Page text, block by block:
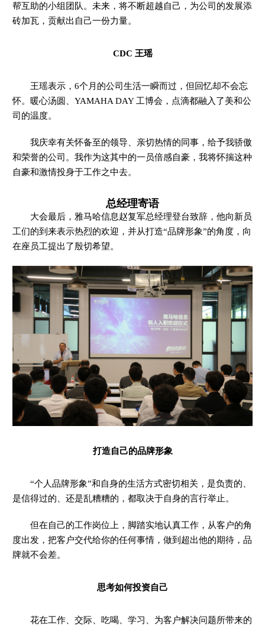
帮互助的小组团队。未来，将不断超越自己，为公司的发展添
砖加瓦，贡献出自己一份力量。
CDC 王瑶
王瑶表示，6个月的公司生活一瞬而过，但回忆却不会忘
怀。暖心汤圆、YAMAHA DAY 工博会，点滴都融入了美和公
司的温度。
我庆幸有关怀备至的领导、亲切热情的同事，给予我骄傲
和荣誉的公司。我作为这其中的一员倍感自豪，我将怀揣这种
自豪和激情投身于工作之中去。
总经理寄语
大会最后，雅马哈信息赵复军总经理登台致辞，他向新员
工们的到来表示热烈的欢迎，并从打造“品牌形象”的角度，向
在座员工提出了殷切希望。
打造自己的品牌形象
“个人品牌形象”和自身的生活方式密切相关，是负责的、
是信得过的、还是乱糟糟的，都取决于自身的言行举止。
但在自己的工作岗位上，脚踏实地认真工作，从客户的角
度出发，把客户交代给你的任何事情，做到超出他的期待，品
牌就不会差。
思考如何投资自己
花在工作、交际、吃喝、学习、为客户解决问题所带来的